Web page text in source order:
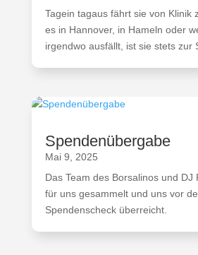
Tagein tagaus fährt sie von Klinik
es in Hannover, in Hameln oder
irgendwo ausfällt, ist sie stets zur
Spendenübergabe
Mai 9, 2025
Das Team des Borsalinos und DJ
für uns gesammelt und uns vor
Spendenscheck überreicht.